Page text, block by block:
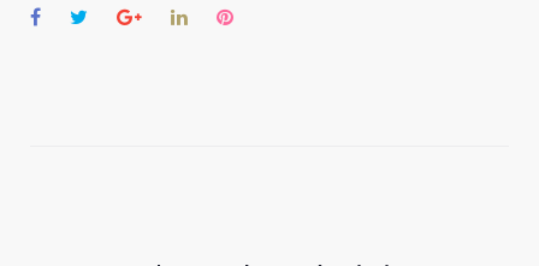
Facebook
TwitterGoogle+LinkedInPinterest